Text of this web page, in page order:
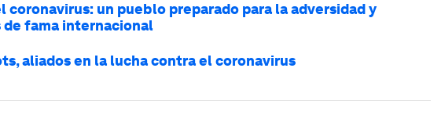
coronavirus: un pueblo preparado para la adversidad y
de fama internacional
aliados en la lucha contra el coronavirus